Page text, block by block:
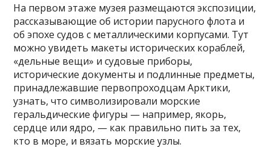
На первом этаже музея размещаются экспозиции,
рассказывающие об истории парусного флота и
об эпохе судов с металлическими корпусами. Тут
можно увидеть макеты исторических кораблей,
«дельные вещи» и судовые приборы,
исторические документы и подлинные предметы,
принадлежавшие первопроходцам Арктики,
узнать, что символизировали морские
геральдические фигуры — например, якорь,
сердце или ядро, — как правильно пить за тех,
кто в море, и вязать морские узлы.